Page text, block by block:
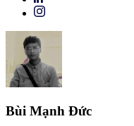
Bùi Mạnh Đức